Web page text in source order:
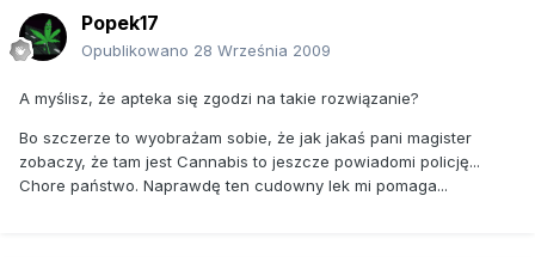
Popek17
Opublikowano 28 Września 2009
A myślisz, że apteka się zgodzi na takie rozwiązanie?
Bo szczerze to wyobrażam sobie, że jak jakaś pani magister
zobaczy, że tam jest Cannabis to jeszcze powiadomi policję...
Chore państwo. Naprawdę ten cudowny lek mi pomaga...